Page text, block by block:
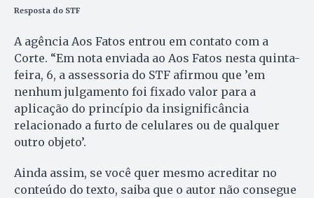
Resposta do STF
A agência Aos Fatos entrou em contato com a
Corte. “Em nota enviada ao Aos Fatos nesta quinta-
feira, 6, a assessoria do STF afirmou que ’em
nenhum julgamento foi fixado valor para a
aplicação do princípio da insignificância
relacionado a furto de celulares ou de qualquer
outro objeto’.
Ainda assim, se você quer mesmo acreditar no
conteúdo do texto, saiba que o autor não consegue